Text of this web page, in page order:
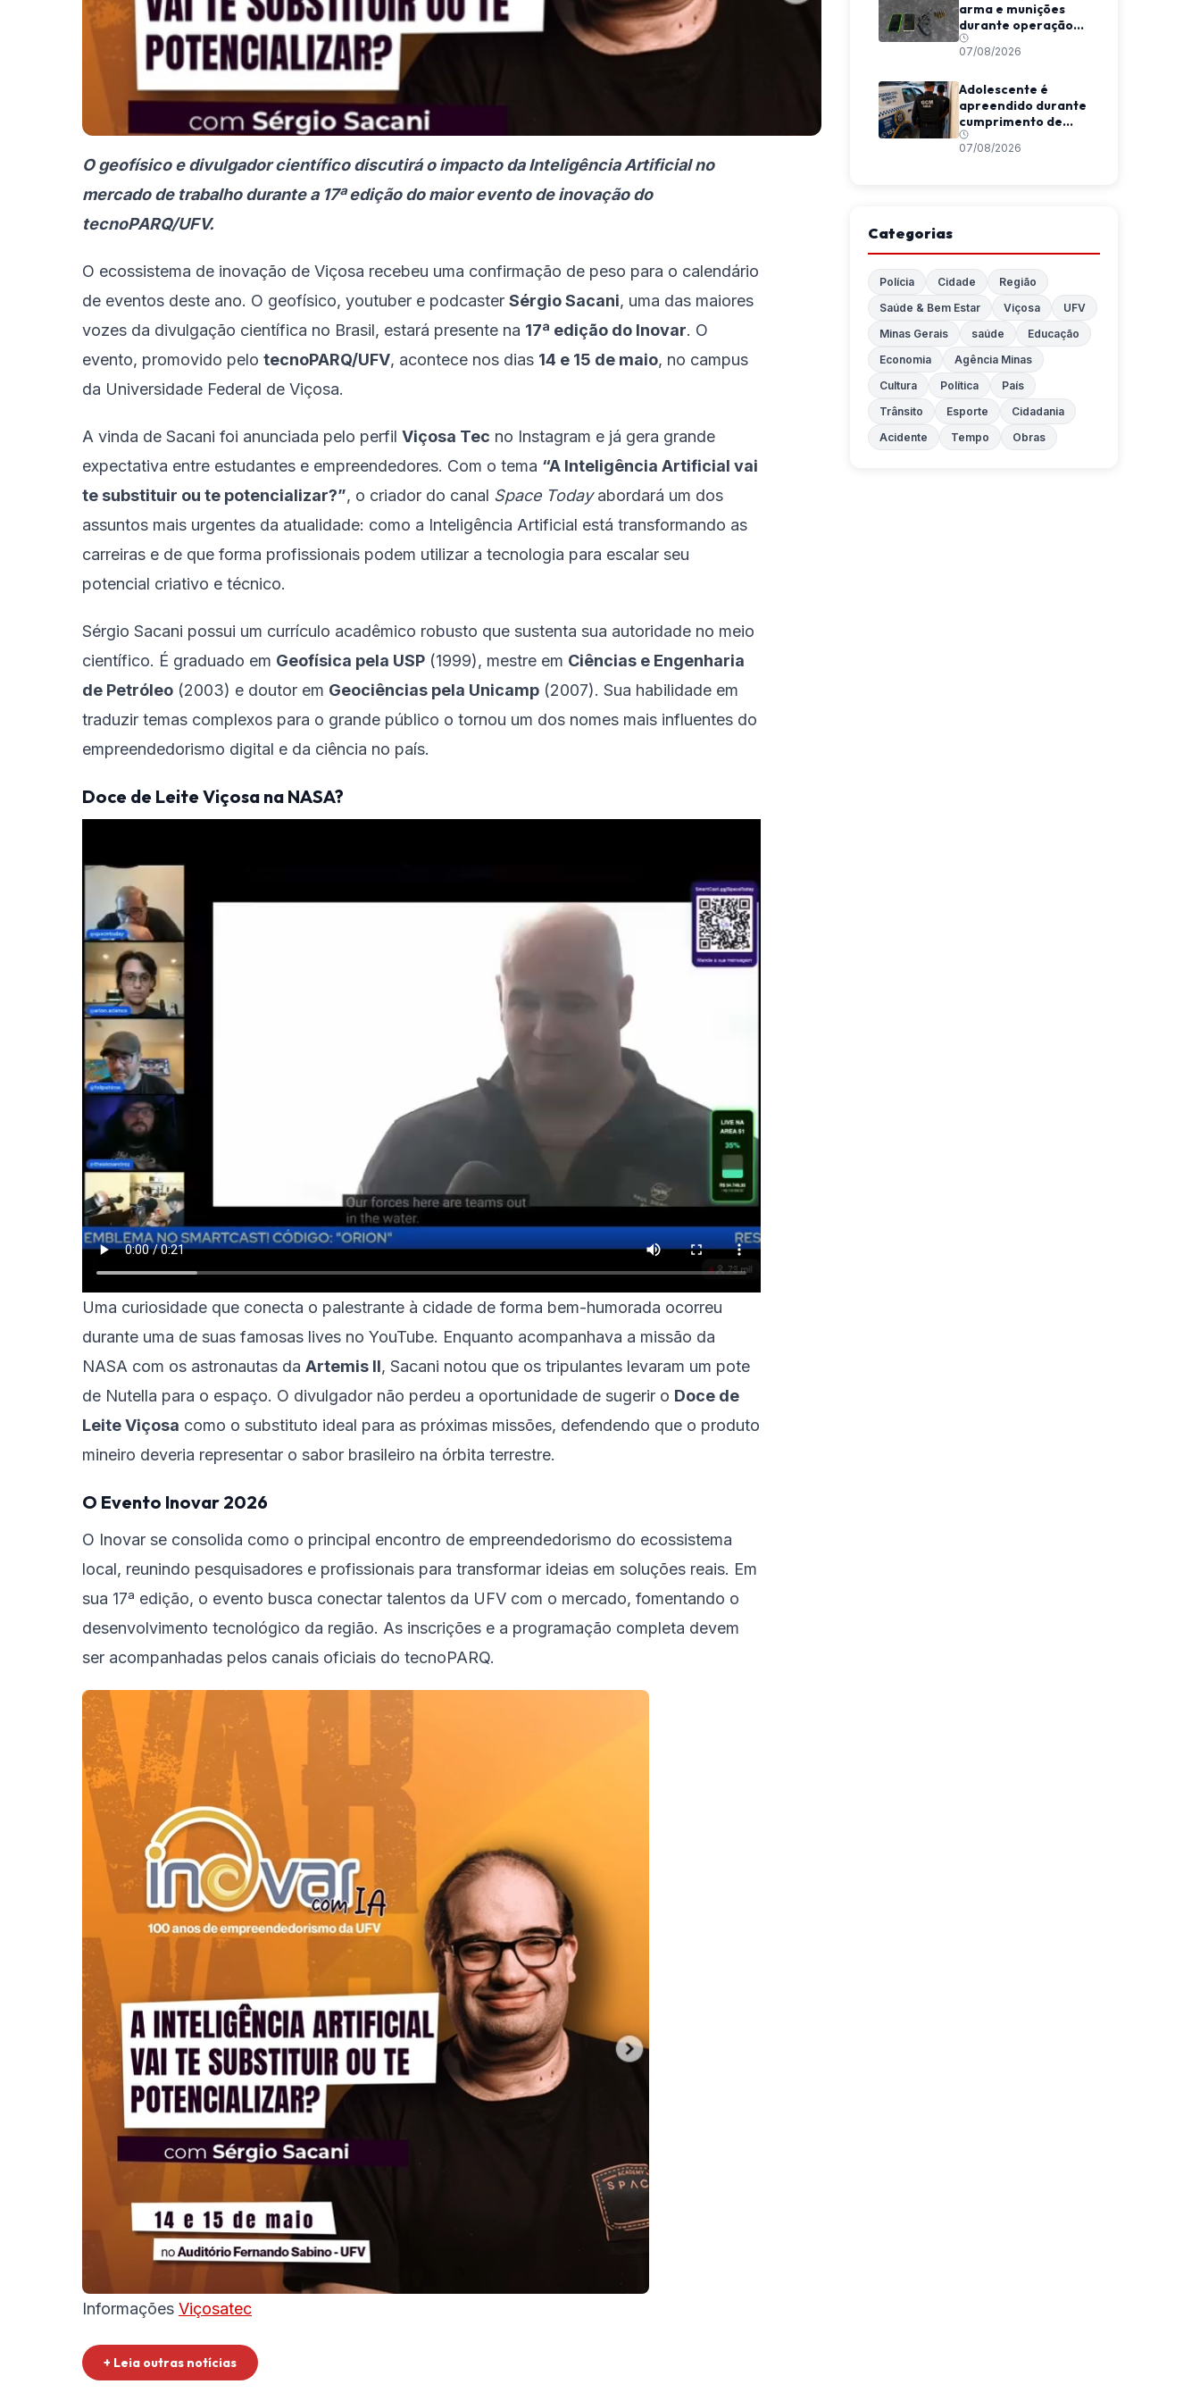
O geofísico e divulgador científico discutirá o impacto da Inteligência Artificial no
mercado de trabalho durante a 17ª edição do maior evento de inovação do
tecnoPARQ/UFV.
O ecossistema de inovação de Viçosa recebeu uma confirmação de peso para o calendário
de eventos deste ano. O geofísico, youtuber e podcaster Sérgio Sacani, uma das maiores
vozes da divulgação científica no Brasil, estará presente na 17ª edição do Inovar. O
evento, promovido pelo tecnoPARQ/UFV, acontece nos dias 14 e 15 de maio, no campus
da Universidade Federal de Viçosa.
A vinda de Sacani foi anunciada pelo perfil Viçosa Tec no Instagram e já gera grande
expectativa entre estudantes e empreendedores. Com o tema “A Inteligência Artificial vai
te substituir ou te potencializar?”, o criador do canal Space Todayabordará um dos
assuntos mais urgentes da atualidade: como a Inteligência Artificial está transformando as
carreiras e de que forma profissionais podem utilizar a tecnologia para escalar seu
potencial criativo e técnico.
Sérgio Sacani possui um currículo acadêmico robusto que sustenta sua autoridade no meio
científico. É graduado em Geofísica pela USP (1999), mestre em Ciências e Engenharia
de Petróleo (2003) e doutor em Geociências pela Unicamp (2007). Sua habilidade em
traduzir temas complexos para o grande público o tornou um dos nomes mais influentes do
empreendedorismo digital e da ciência no país.
Doce de Leite Viçosa na NASA?
Uma curiosidade que conecta o palestrante à cidade de forma bem-humorada ocorreu
durante uma de suas famosas lives no YouTube. Enquanto acompanhava a missão da
NASA com os astronautas da Artemis II, Sacani notou que os tripulantes levaram um pote
de Nutella para o espaço. O divulgador não perdeu a oportunidade de sugerir o Doce de
Leite Viçosa como o substituto ideal para as próximas missões, defendendo que o produto
mineiro deveria representar o sabor brasileiro na órbita terrestre.
O Evento Inovar 2026
O Inovar se consolida como o principal encontro de empreendedorismo do ecossistema
local, reunindo pesquisadores e profissionais para transformar ideias em soluções reais. Em
sua 17ª edição, o evento busca conectar talentos da UFV com o mercado, fomentando o
desenvolvimento tecnológico da região. As inscrições e a programação completa devem
ser acompanhadas pelos canais oficiais do tecnoPARQ.
Informações Viçosatec
+ Leia outras notícias
arma e munições
durante operação
da Polícia Militar em
Araponga
07/08/2026
Adolescente é
apreendido durante
cumprimento de
mandado em Ubá
07/08/2026
Categorias
Polícia Cidade
Região
Saúde & Bem Estar
Viçosa
UFV
Minas Gerais
saúde
Educação
Economia
Agência Minas
Cultura
Política
País
Trânsito
Esporte
Cidadania
Acidente
Tempo Obras